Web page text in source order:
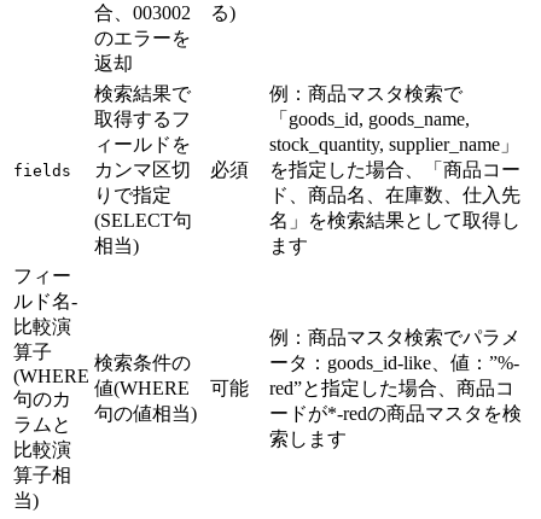
合、003002
のエラーを
返却
る)
fields
検索結果で
取得するフ
ィールドを
カンマ区切
りで指定
(SELECT句
相当)
必須
例：商品マスタ検索で
「goods_id, goods_name,
stock_quantity, supplier_name」
を指定した場合、「商品コー
ド、商品名、在庫数、仕入先
名」を検索結果として取得し
ます
フィー
ルド名-
比較演
算子
(WHERE
句のカ
ラムと
比較演
算子相
当)
検索条件の
値(WHERE
句の値相当)
可能
例：商品マスタ検索でパラメ
ータ：goods_id-like、値：”%-
red”と指定した場合、商品コ
ードが*-redの商品マスタを検
索します